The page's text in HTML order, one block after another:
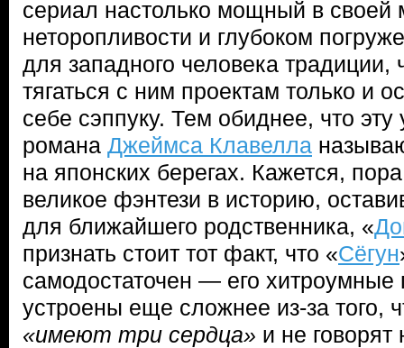
сериал настолько мощный в своей
неторопливости и глубоком
для западного человека традиции,
тягаться с ним проектам только и
себе сэппуку. Тем обиднее, что
романа Джеймса Клавелла
на японских берегах. Кажется,
великое фэнтези в историю,
для ближайшего родственника, «
признать стоит тот факт, что «Сёгун
самодостаточен — его хитроумные
устроены еще сложнее из-за того,
«имеют три сердца» и не